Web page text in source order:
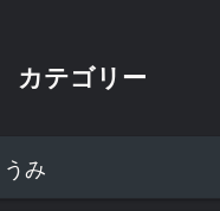
カテゴリー
うみ